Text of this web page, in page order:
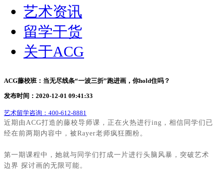
艺术资讯
留学干货
关于ACG
ACG藤校班：当无尽线条“一波三折”跑进画，你hold住吗？
发布时间：2020-12-01 09:41:33
艺术留学咨询： 400-612-8881
近期由 ACG打造的藤校导师课，正在火热进行ing ，相信同学们已
经在前两期内容中，被Rayer老师疯狂圈粉。
第一期课程中，她就与同学们打成一片进行头脑风暴，突破艺术
边界 探讨画的无限可能。